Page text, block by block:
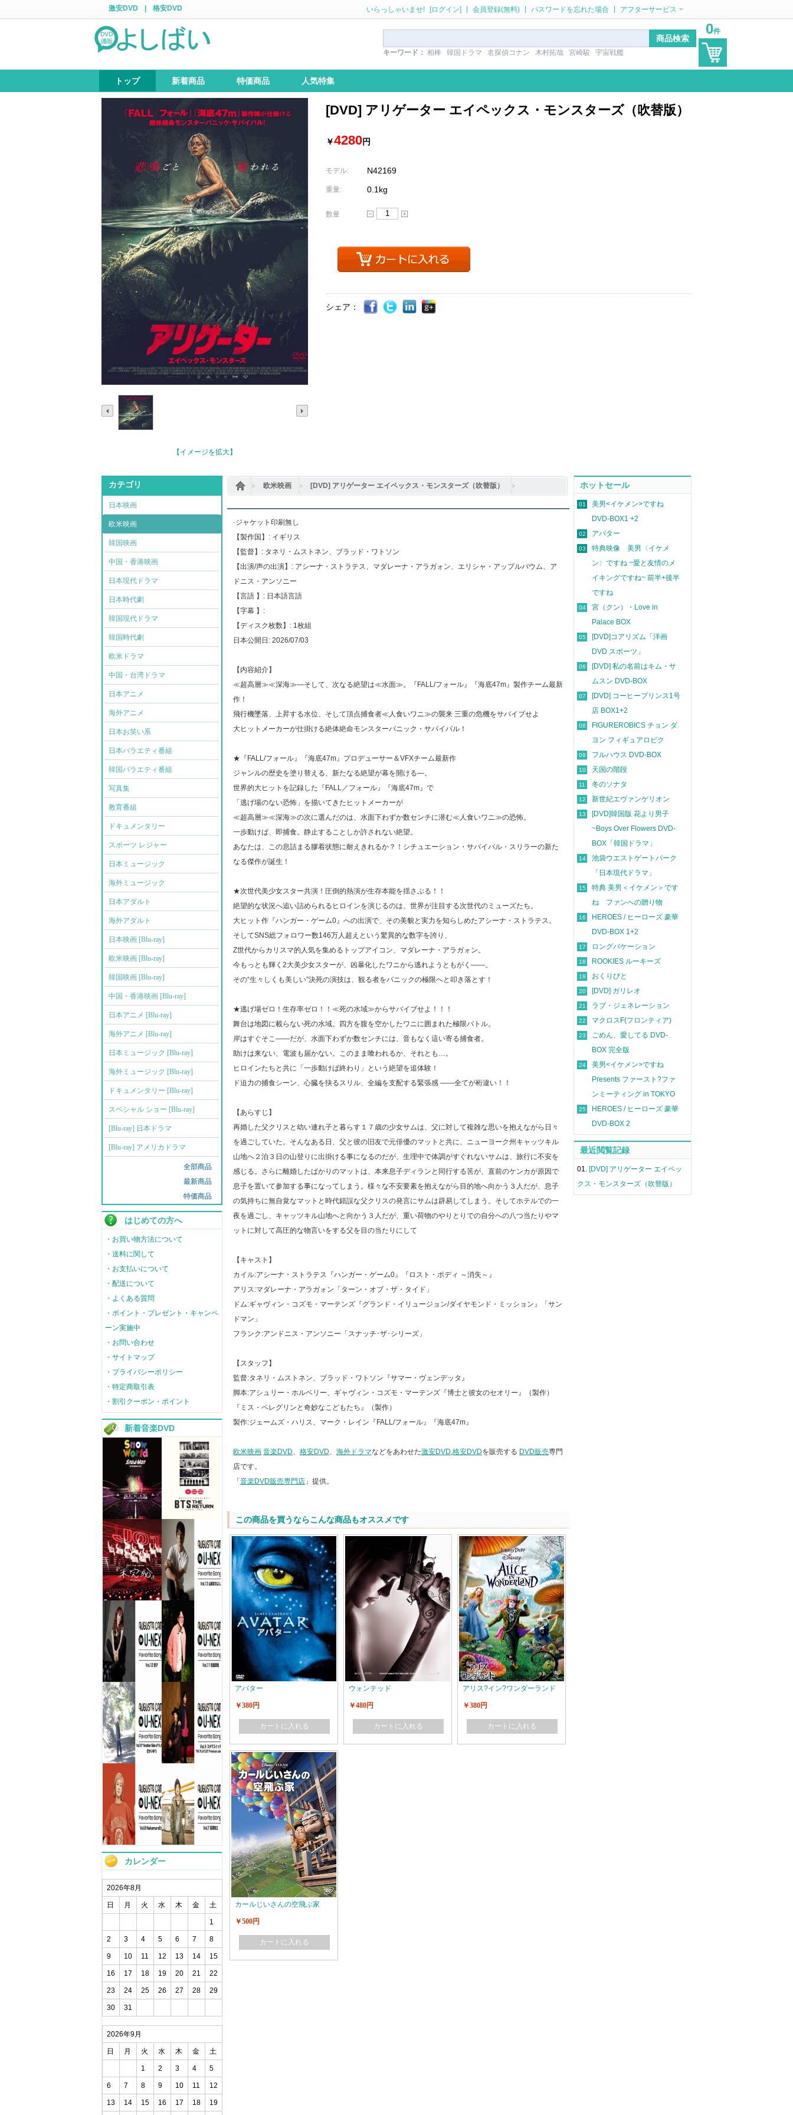
激安DVD 格安DVD いらっしゃいませ! [ログイン] 会員登録(無料) パスワードを忘れた場合 アフターサービス
キーワード： 相棒 韓国ドラマ 名探偵コナン 木村拓哉 宮崎駿 宇宙戦艦
トップ 新着商品 特価商品 人気特集
0件
【イメージを拡大】
[DVD] アリゲーター エイペックス・モンスターズ（吹替版）
￥4280円
モデル: N42169
重量: 0.1kg
数量
シェア：
カテゴリ
日本映画
欧米映画
韓国映画
中国・香港映画
日本現代ドラマ
日本時代劇
韓国現代ドラマ
韓国時代劇
欧米ドラマ
中国・台湾ドラマ
日本アニメ
海外アニメ
日本お笑い系
日本バラエティ番組
韓国バラエティ番組
写真集
教育番組
ドキュメンタリー
スポーツ レジャー
日本ミュージック
海外ミュージック
日本アダルト
海外アダルト
日本映画 [Blu-ray]
欧米映画 [Blu-ray]
韓国映画 [Blu-ray]
中国・香港映画 [Blu-ray]
日本アニメ [Blu-ray]
海外アニメ [Blu-ray]
日本ミュージック [Blu-ray]
海外ミュージック [Blu-ray]
ドキュメンタリー [Blu-ray]
スペシャル ショー [Blu-ray]
[Blu-ray] 日本ドラマ
[Blu-ray] アメリカドラマ
全部商品
最新商品
特価商品
はじめての方へ
・お買い物方法について
・送料に関して
・お支払いについて
・配送について
・よくある質問
・ポイント・プレゼント・キャンペ
ーン実施中
・お問い合わせ
・サイトマップ
・プライバシーポリシー
・特定商取引表
・割引クーポン・ポイント
新着音楽DVD
カレンダー
2026年8月
日 月 火 水 木 金 土
1
2 3 4 5 6 7 8
9 10 11 12 13 14 15
16 17 18 19 20 21 22
23 24 25 26 27 28 29
30 31
2026年9月
日 月 火 水 木 金 土
1 2 3 4 5
6 7 8 9 10 11 12
13 14 15 16 17 18 19
欧米映画 [DVD] アリゲーター エイペックス・モンスターズ（吹替版）
·ジャケット印刷無し
【製作国】: イギリス
【監督】: タネリ・ムストネン、ブラッド・ワトソン
【出演/声の出演】: アシーナ・ストラテス、マダレーナ・アラガォン、エリシャ・アップルバウム、ア
ドニス・アンソニー
【言語 】: 日本語言語
【字幕 】:
【ディスク枚数】: 1枚組
日本公開日: 2026/07/03
【内容紹介】
≪超高層≫≪深海≫―そして、次なる絶望は≪水面≫。『FALL/フォール』『海底47m』製作チーム最新
作！
飛行機墜落、上昇する水位、そして頂点捕食者≪人食いワニ≫の襲来 三重の危機をサバイブせよ
大ヒットメーカーが仕掛ける絶体絶命モンスターパニック・サバイバル！
★『FALL/フォール』『海底47m』プロデューサー＆VFXチーム最新作
ジャンルの歴史を塗り替える、新たなる絶望が幕を開ける―。
世界的大ヒットを記録した『FALL／フォール』『海底47m』で
「逃げ場のない恐怖」を描いてきたヒットメーカーが
≪超高層≫≪深海≫の次に選んだのは、水面下わずか数センチに潜む≪人食いワニ≫の恐怖。
一歩動けば、即捕食。静止することしか許されない絶望。
あなたは、この息詰まる膠着状態に耐えきれるか？！シチュエーション・サバイバル・スリラーの新た
なる傑作が誕生！
★次世代美少女スター共演！圧倒的熱演が生存本能を揺さぶる！！
絶望的な状況へ追い詰められるヒロインを演じるのは、世界が注目する次世代のミューズたち。
大ヒット作『ハンガー・ゲーム0』への出演で、その美貌と実力を知らしめたアシーナ・ストラテス。
そしてSNS総フォロワー数146万人超えという驚異的な数字を誇り、
Z世代からカリスマ的人気を集めるトップアイコン、マダレーナ・アラガォン。
今もっとも輝く2大美少女スターが、凶暴化したワニから逃れようともがく――。
その“生々しくも美しい”決死の演技は、観る者をパニックの極限へと叩き落とす！
★逃げ場ゼロ！生存率ゼロ！！≪死の水域≫からサバイブせよ！！！
舞台は地図に載らない死の水域。四方を腹を空かしたワニに囲まれた極限バトル。
岸はすぐそこ――だが、水面下わずか数センチには、音もなく這い寄る捕食者。
助けは来ない、電波も届かない。このまま喰われるか、それとも…。
ヒロインたちと共に「一歩動けば終わり」という絶望を追体験！
ド迫力の捕食シーン、心臓を抉るスリル、全編を支配する緊張感 ――全てが桁違い！！
【あらすじ】
再婚した父クリスと幼い連れ子と暮らす１７歳の少女サムは、父に対して複雑な思いを抱えながら日々
を過ごしていた。そんなある日、父と彼の旧友で元俳優のマットと共に、ニューヨーク州キャッツキル
山地へ２泊３日の山登りに出掛ける事になるのだが、生理中で体調がすぐれないサムは、旅行に不安を
感じる。さらに離婚したばかりのマットは、本来息子ディランと同行する筈が、直前のケンカが原因で
息子を置いて参加する事になってしまう。様々な不安要素を抱えながら目的地へ向かう３人だが、息子
の気持ちに無自覚なマットと時代錯誤な父クリスの発言にサムは辟易してしまう。そしてホテルでの一
夜を過ごし、キャッツキル山地へと向かう３人だが、重い荷物のやりとりでの自分への八つ当たりやマ
ットに対して高圧的な物言いをする父を目の当たりにして
【キャスト】
カイル:アシーナ・ストラテス『ハンガー・ゲーム0』『ロスト・ボディ ～消失～』
アリス:マダレーナ・アラガォン「ターン・オブ・ザ・タイド」
ドム:ギャヴィン・コズモ・マーテンズ『グランド・イリュージョン/ダイヤモンド・ミッション』「サン
ドマン」
フランク:アンドニス・アンソニー「スナッチ･ザ･シリーズ」
【スタッフ】
監督:タネリ・ムストネン、ブラッド・ワトソン『サマー・ヴェンデッタ』
脚本:アシュリー・ホルベリー、ギャヴィン・コズモ・マーテンズ『博士と彼女のセオリー』（製作）
『ミス・ペレグリンと奇妙なこどもたち』（製作）
製作:ジェームズ・ハリス、マーク・レイン『FALL/フォール』『海底47m』
欧米映画 音楽DVD、 格安DVD、 海外ドラマなどをあわせた激安DVD,格安DVDを販売する DVD販売専門
店です。
「 音楽DVD販売専門店 」提供。
この商品を買うならこんな商品もオススメです
アバター
￥380円
カートに入れる
ウォンテッド
￥480円
カートに入れる
アリス?イン?ワンダーランド
￥380円
カートに入れる
カールじいさんの空飛ぶ家
￥500円
カートに入れる
ホットセール
01
美男<イケメン>ですね
DVD-BOX1 +2
02 アバター
03
特典映像 美男〈イケメ
ン〉ですね ~愛と友情のメ
イキングですね~ 前半+後半
ですね
04
宮（クン）・Love in
Palace BOX
05
[DVD]コアリズム「洋画
DVD スポーツ」
06
[DVD] 私の名前はキム・サ
ムスン DVD-BOX
07
[DVD] コーヒープリンス1号
店 BOX1+2
08
FIGUREROBICS チョン ダ
ヨン フィギュアロビク
09 フルハウス DVD-BOX
10 天国の階段
11 冬のソナタ
12 新世紀エヴァンゲリオン
13
[DVD]韓国版 花より男子
~Boys Over Flowers DVD-
BOX「韓国ドラマ」
14
池袋ウエストゲートパーク
「日本現代ドラマ」
15
特典 美男＜イケメン＞です
ね ファンへの贈り物
16
HEROES / ヒーローズ 豪華
DVD-BOX 1+2
17 ロングバケーション
18 ROOKIES ルーキーズ
19 おくりびと
20 [DVD] ガリレオ
21 ラブ・ジェネレーション
22 マクロスF(フロンティア)
23
ごめん、愛してる DVD-
BOX 完全版
24
美男<イケメン>ですね
Presents ファースト?ファ
ンミーティング in TOKYO
25
HEROES / ヒーローズ 豪華
DVD-BOX 2
最近閲覧記録
01. [DVD] アリゲーター エイペッ
クス・モンスターズ（吹替版）